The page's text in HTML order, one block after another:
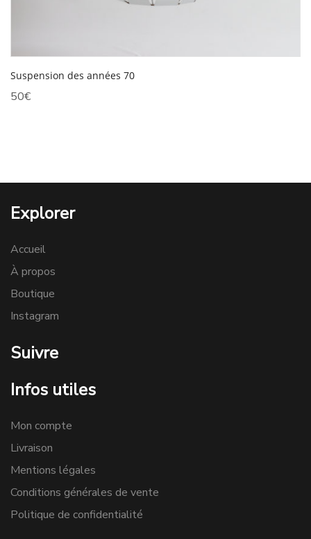
Suspension des années 70
50€
Explorer
Accueil
À propos
Boutique
Instagram
Suivre
Infos utiles
Mon compte
Livraison
Mentions légales
Conditions générales de vente
Politique de confidentialité